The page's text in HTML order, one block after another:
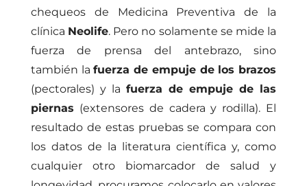
chequeos de Medicina Preventiva de la
clínica Neolife. Pero no solamente se mide la
fuerza de prensa del antebrazo, sino
también lafuerza de empuje de los brazos
(pectorales) y la fuerza de empuje de las
piernas (extensores de cadera y rodilla). El
resultado de estas pruebas se compara con
los datos de la literatura científica y, como
cualquier otro biomarcador de salud y